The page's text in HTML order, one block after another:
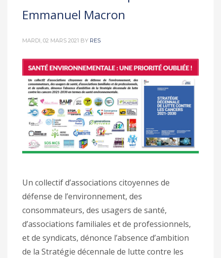
Emmanuel Macron
MARDI, 02 MARS 2021 BY RES
Un collectif d’associations citoyennes de
défense de l’environnement, des
consommateurs, des usagers de santé,
d’associations familiales et de professionnels,
et de syndicats, dénonce l’absence d’ambition
de la Stratégie décennale de lutte contre les